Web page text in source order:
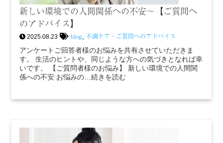
新しい環境での人間関係への不安〜【ご質問へ
のアドバイス】
2025.08.23 blog ,不調ケア・ご質問へのアドバイス
アンケートご回答者様のお悩みを共有させていただきま
す。 生活のヒントや、同じような方への気づきとなれば幸
いです。 【ご質問者様のお悩み】 新しい環境での人間関
係への不安 お悩みの…続きを読む